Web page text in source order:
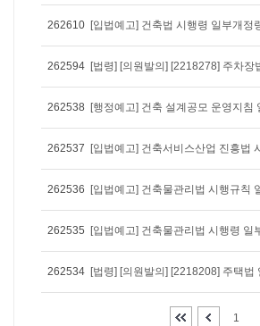
262610
262594
262538
262537
262536
262535
262534
1